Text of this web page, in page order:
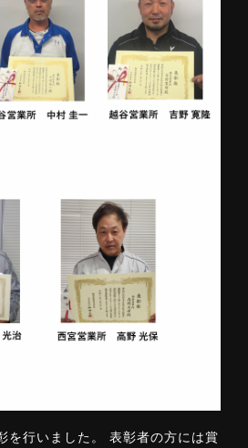
を行いました。 表彰者の方には賞